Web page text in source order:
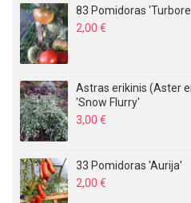
83 Pomidoras
2,00 €
Astras erikinis (Aster
'Snow Flurry'
3,00 €
33 Pomidoras 'Aurija'
2,00 €